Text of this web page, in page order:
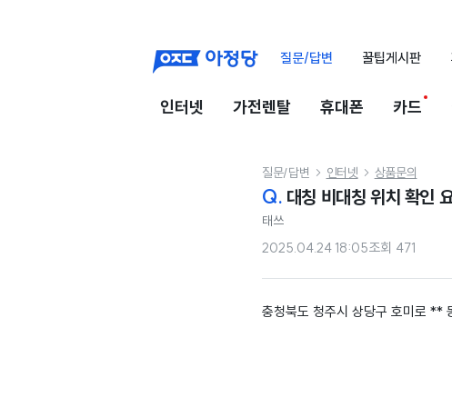
질문/답변 꿀팁게시판
인터넷 가전렌탈 휴대폰 카드
질문/답변  인터넷  상품문의
Q. 대칭 비대칭 위치 확인
태쓰
2025.04.24 18:05조회 471
충청북도 청주시 상당구 호미로